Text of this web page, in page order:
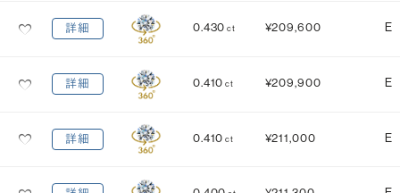
詳細 0.430 ct ¥209,600 E
詳細 0.410 ct ¥209,900 E
詳細 0.410 ct ¥211,000 E